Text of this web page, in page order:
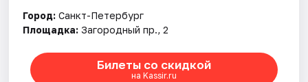
Город: Санкт-Петербург
Площадка: Загородный пр., 2
Билеты со скидкой
на Kassir.ru